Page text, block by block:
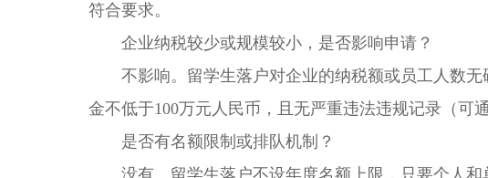
符合要求。
企业纳税较少或规模较小，是否影响申请？
不影响。留学生落户对企业的纳税额或员工人数无
金不低于100万元人民币，且无严重违法违规记录（可
是否有名额限制或排队机制？
没有。留学生落户不设年度名额上限，只要个人和